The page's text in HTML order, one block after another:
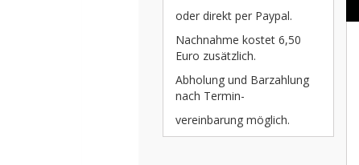
oder direkt per Paypal.
Nachnahme kostet 6,50
Euro zusätzlich.
Abholung und Barzahlung
nach Termin-
vereinbarung möglich.